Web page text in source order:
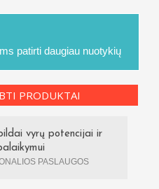
patirti daugiau nuotykių
PRODUKTAI
vyrų potencijai ir
PASLAUGOS